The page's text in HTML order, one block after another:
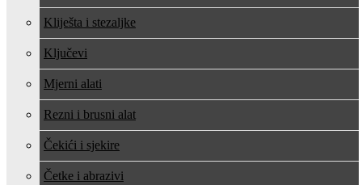
Kliješta i stezaljke
Ključevi
Mjerni alati
Rezni i brusni alat
Čekići i sjekire
Četke i abrazivi